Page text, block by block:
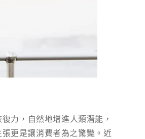
力，自然地增進人類潛能，
更是讓消費者為之驚豔。近